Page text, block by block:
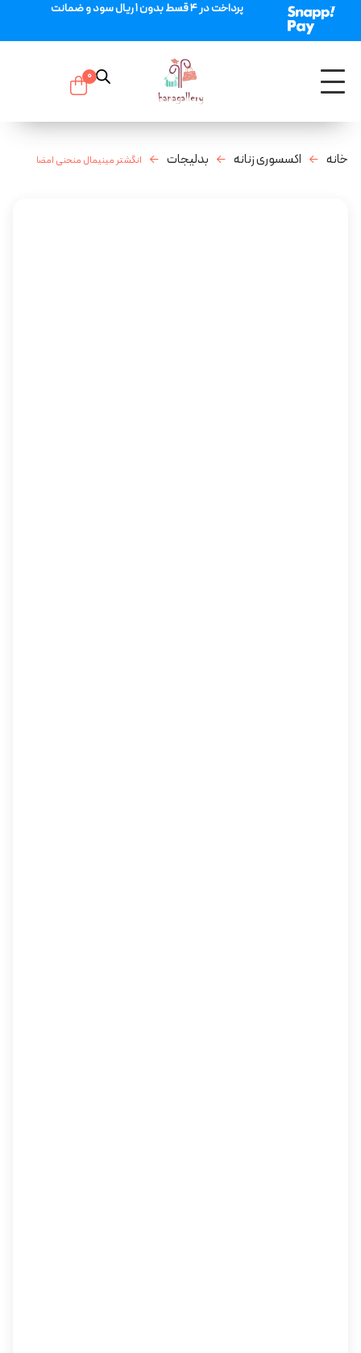
پرداخت در 4 قسط بدون 1 ریال سود و ضمانت
0
خانه اکسسوری زنانه بدلیجات انگشتر مینیمال منحنی امضا